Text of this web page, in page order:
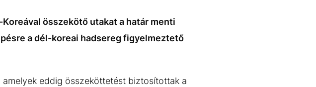
összekötő utakat a határ menti
a dél-koreai hadsereg figyelmeztető
eddig összeköttetést biztosítottak a